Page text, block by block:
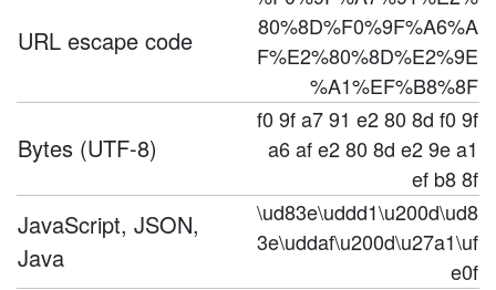
URL escape code
80%8D%F0%9F%A6%A
F%E2%80%8D%E2%9E
%A1%EF%B8%8F
Bytes (UTF-8)
f0 9f a7 91 e2 80 8d f0 9f
a6 af e2 80 8d e2 9e a1
ef b8 8f
JavaScript, JSON,
Java
\ud83e\uddd1\u200d\ud8
3e\uddaf\u200d\u27a1\uf
e0f